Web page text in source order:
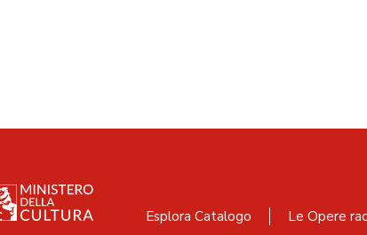
Esplora Catalogo Le Opere